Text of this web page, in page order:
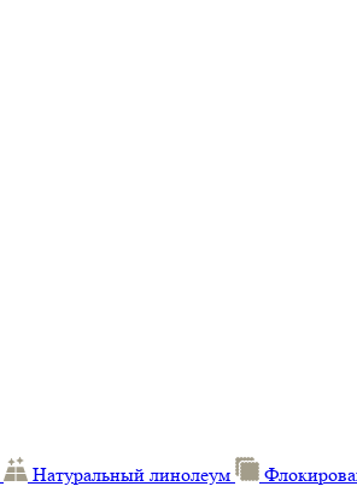
Натуральный линолеум